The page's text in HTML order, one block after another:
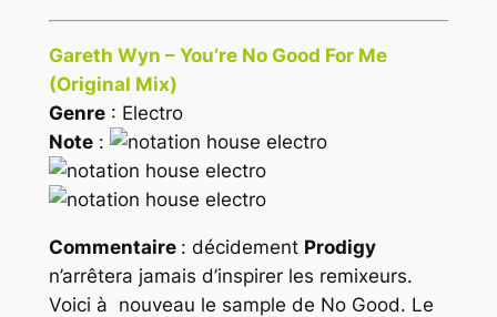
Gareth Wyn – You’re No Good For Me
(Original Mix)
Genre: Electro
Note:
Commentaire : décidement Prodigy
n’arrêtera jamais d’inspirer les remixeurs.
Voici à nouveau le sample de No Good. Le